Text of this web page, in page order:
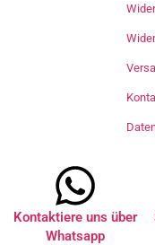
Kontaktiere uns über
Whatsapp